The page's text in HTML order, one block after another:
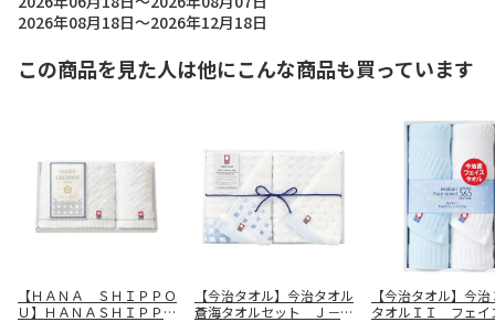
2026年08月18日～2026年12月18日
この商品を見た人は他にこんな商品も買っています
【ＨＡＮＡ ＳＨＩＰＰＯ
Ｕ】ＨＡＮＡＳＨＩＰＰＯ
【今治タオル】今治タオル
蒼海タオルセット Ｊ－４
【今治タオル】今
タオルＩＩ フェイ